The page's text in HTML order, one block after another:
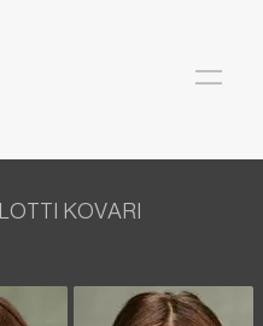
LOTTI KOVARI